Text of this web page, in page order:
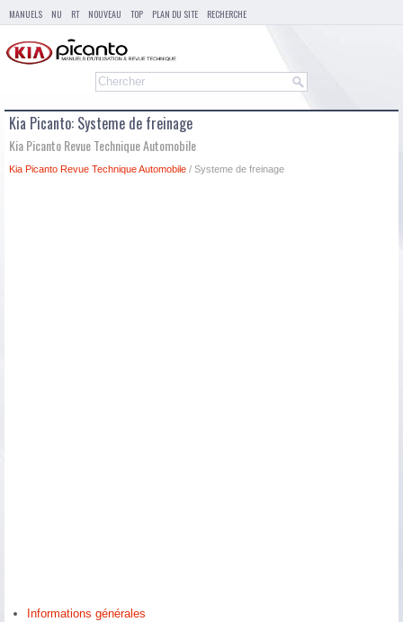
MANUELS NU RT NOUVEAU TOP PLAN DU SITE RECHERCHE
Kia Picanto: Systeme de freinage
Kia Picanto Revue Technique Automobile
Kia Picanto Revue Technique Automobile / Systeme de freinage
Informations générales